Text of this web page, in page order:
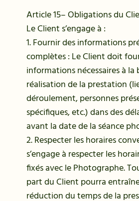
Article 15– Obligations du
Le Client s’engage à :
1. Fournir des informations
complètes : Le Client doit
informations nécessaires à la
réalisation de la prestation
déroulement, personnes
spécifiques, etc.) dans des
avant la date de la séance
2. Respecter les horaires
s’engage à respecter les
fixés avec le Photographe.
part du Client pourra
réduction du temps de la